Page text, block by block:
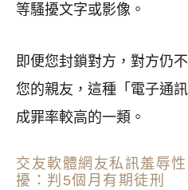
等騷擾文字或影像。
即便您封鎖對方，對方仍
您的親友，這種「電子通
成罪率較高的一類。
交友軟體網友私訊羞辱
擾：判5個月有期徒刑